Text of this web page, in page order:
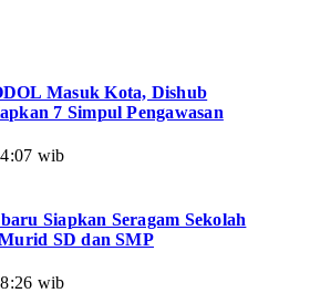
Masuk Kota, Dishub
7 Simpul Pengawasan
wib
Siapkan Seragam Sekolah
SD dan SMP
wib